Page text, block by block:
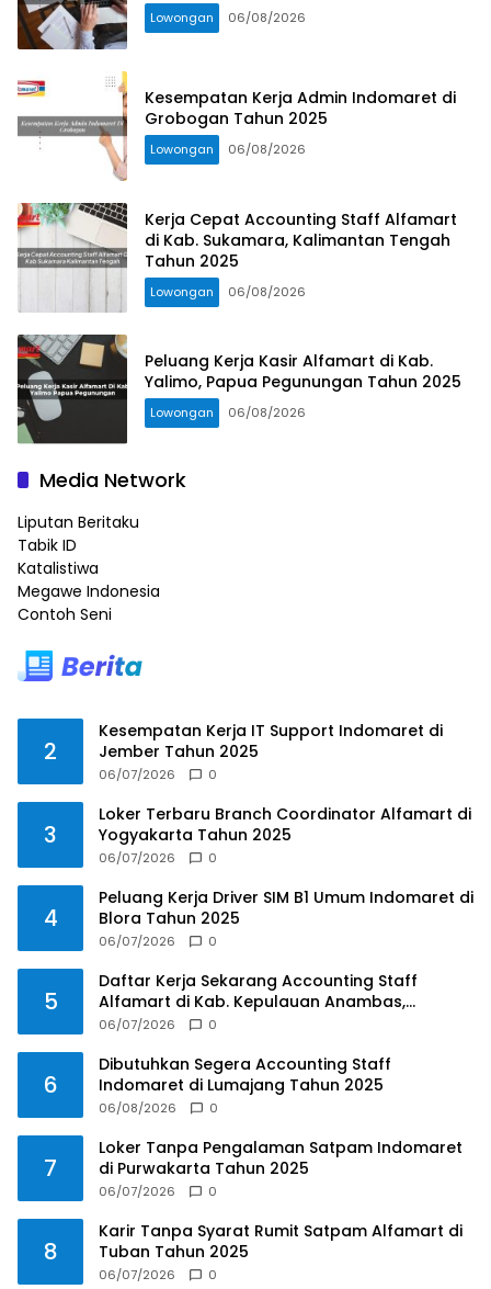
Lowongan 06/08/2026
Kesempatan Kerja Admin Indomaret di
Grobogan Tahun 2025
Lowongan 06/08/2026
Kerja Cepat Accounting Staff Alfamart
di Kab. Sukamara, Kalimantan Tengah
Tahun 2025
Lowongan 06/08/2026
Peluang Kerja Kasir Alfamart di Kab.
Yalimo, Papua Pegunungan Tahun 2025
Lowongan 06/08/2026
Media Network
Liputan Beritaku
Tabik ID
Katalistiwa
Megawe Indonesia
Contoh Seni
2
Kesempatan Kerja IT Support Indomaret di
Jember Tahun 2025
06/07/2026 0
3
Loker Terbaru Branch Coordinator Alfamart di
Yogyakarta Tahun 2025
06/07/2026 0
4
Peluang Kerja Driver SIM B1 Umum Indomaret di
Blora Tahun 2025
06/07/2026 0
5
Daftar Kerja Sekarang Accounting Staff
Alfamart di Kab. Kepulauan Anambas,
Kepulauan Riau Tahun 2025
06/07/2026 0
6
Dibutuhkan Segera Accounting Staff
Indomaret di Lumajang Tahun 2025
06/08/2026 0
7
Loker Tanpa Pengalaman Satpam Indomaret
di Purwakarta Tahun 2025
06/07/2026 0
8
Karir Tanpa Syarat Rumit Satpam Alfamart di
Tuban Tahun 2025
06/07/2026 0